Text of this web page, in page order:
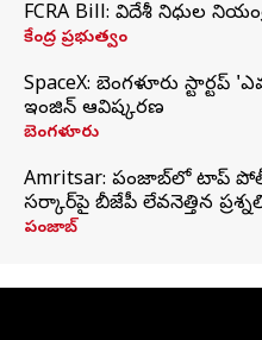
FCRA Bill: విదేశీ నిధుల
కేంద్ర ప్రభుత్వం
SpaceX: బెంగళూరు స్టార్టప్‌
ఇంజిన్‌ ఆవిష్కరణ
బెంగళూరు
Amritsar: పంజాబ్‌లో టాప్
సర్కార్‌పై బీజేపీ లేవనెత్తిన
పంజాబ్